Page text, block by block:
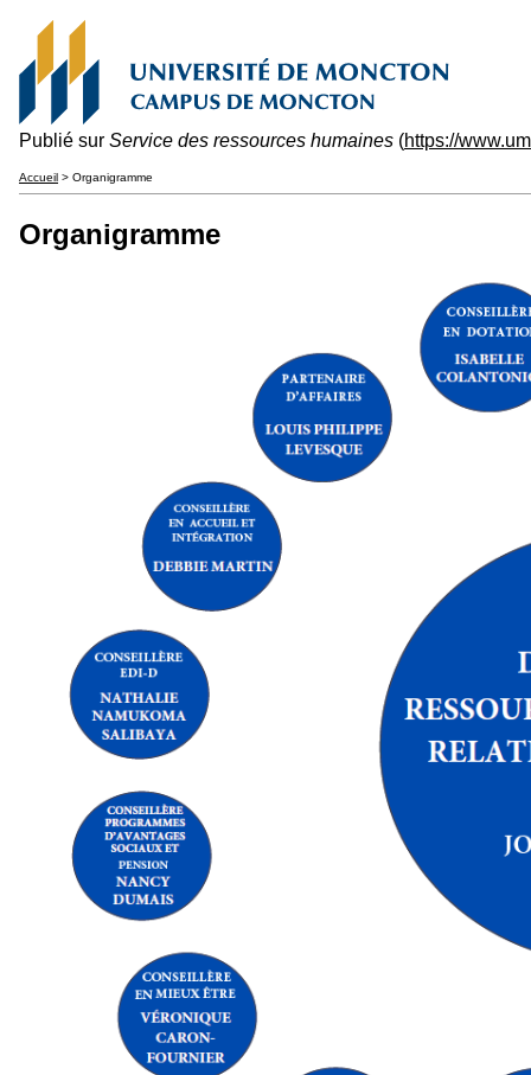
Publié sur Service des ressources humaines (https://
Accueil > Organigramme
Organigramme